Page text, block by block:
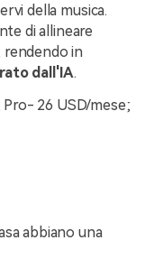
della musica.
di allineare
rendendo in
dall'IA.
26 USD/mese;
abbiano una